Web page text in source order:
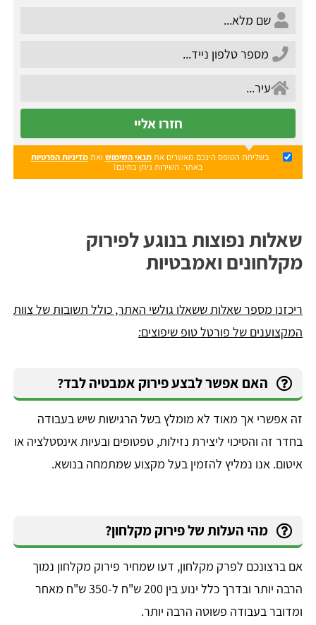
חזרו אליי
בשליחת הטופס הינכם מאשרים אתתנאי השימוש ואתמדיניות הפרטיות
באתר. השירות ניתן בחינם!
שאלות נפוצות בנוגע לפירוק
מקלחונים ואמבטיות
ריכזנו מספר שאלות ששאלו גולשי האתר, כולל תשובות של צוות
המקצוענים של פורטל טופ שיפוצים:
האם אפשר לבצע פירוק אמבטיה לבד?
זה אפשרי אך מאוד לא מומלץ בשל הרגישות שיש בעבודה
בחדר זה והסיכוי ליצירת נזילות, טפטופים ובעיות אינסטלציה או
איטום. אנו נמליץ להזמין בעל מקצוע שמתמחה בנושא.
מהי העלות של פירוק מקלחון?
אם ברצונכם לפרק מקלחון, דעו שמחיר פירוק מקלחון נמוך
הרבה יותר ובדרך כלל ינוע בין 200 ש"ח ל-350 ש"ח מאחר
ומדובר בעבודה פשוטה הרבה יותר.